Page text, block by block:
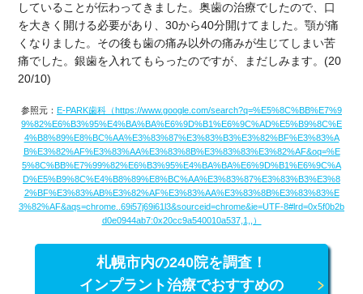
していることが伝わってきました。奥歯の治療でしたので、口
を大きく開ける必要があり、30から40分開けてました。顎が痛
くなりました。その後も歯の痛み以外の痛みが生じてしまい苦
痛でした。銀歯を入れてもらったのですが、まだしみます。(20
20/10)
参照元： E-PARK歯科（https://www.google.com/search?q=%E5%8C%BB%E7%9
9%82%E6%B3%95%E4%BA%BA%E6%9D%B1%E6%9C%AD%E5%B9%8C%E
4%B8%89%E8%BC%AA%E3%83%87%E3%83%B3%E3%82%BF%E3%83%A
B%E3%82%AF%E3%83%AA%E3%83%8B%E3%83%83%E3%82%AF&oq=%E
5%8C%BB%E7%99%82%E6%B3%95%E4%BA%BA%E6%9D%B1%E6%9C%A
D%E5%B9%8C%E4%B8%89%E8%BC%AA%E3%83%87%E3%83%B3%E3%8
2%BF%E3%83%AB%E3%82%AF%E3%83%AA%E3%83%8B%E3%83%83%E
3%82%AF&aqs=chrome..69i57j69i61l3&sourceid=chrome&ie=UTF-8#lrd=0x5f0b2b
d0e0944ab7:0x20cc9a540010a537,1,,）
札幌市内の240院を調査！
インプラント治療でおすすめの